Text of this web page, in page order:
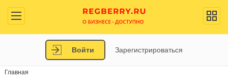
Войти Зарегистрироваться
Главная